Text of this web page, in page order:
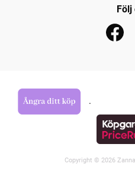
Följ
Copyright © 2026